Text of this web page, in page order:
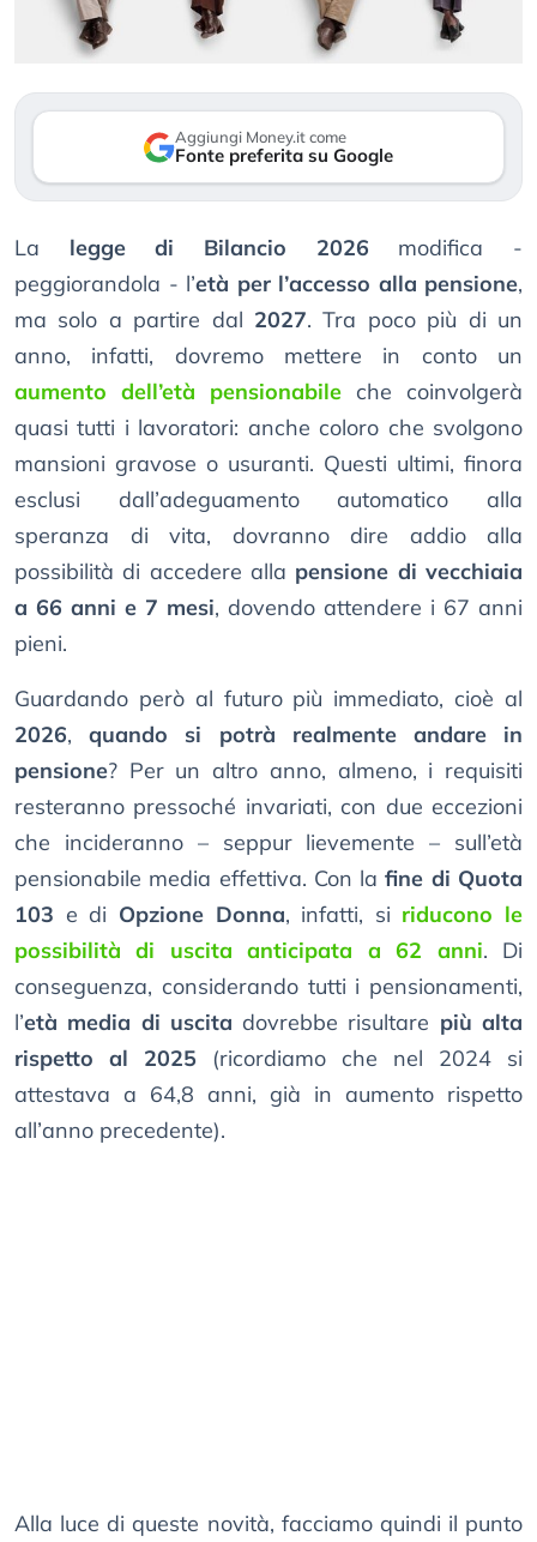
Aggiungi Money.it come
Fonte preferita su Google
La legge di Bilancio 2026 modifica -
peggiorandola - l’età per l’accesso alla pensione,
ma solo a partire dal 2027. Tra poco più di un
anno, infatti, dovremo mettere in conto un
aumento dell’età pensionabile che coinvolgerà
quasi tutti i lavoratori: anche coloro che svolgono
mansioni gravose o usuranti. Questi ultimi, finora
esclusi dall’adeguamento automatico alla
speranza di vita, dovranno dire addio alla
possibilità di accedere alla pensione di vecchiaia
a 66 anni e 7 mesi, dovendo attendere i 67 anni
pieni.
Guardando però al futuro più immediato, cioè al
2026,quando si potrà realmente andare in
pensione? Per un altro anno, almeno, i requisiti
resteranno pressoché invariati, con due eccezioni
che incideranno – seppur lievemente – sull’età
pensionabile media effettiva. Con lafine di Quota
103 e di Opzione Donna, infatti, si riducono le
possibilità di uscita anticipata a 62 anni. Di
conseguenza, considerando tutti i pensionamenti,
l’età media di uscita dovrebbe risultare più alta
rispetto al 2025 (ricordiamo che nel 2024 si
attestava a 64,8 anni, già in aumento rispetto
all’anno precedente).
Alla luce di queste novità, facciamo quindi il punto